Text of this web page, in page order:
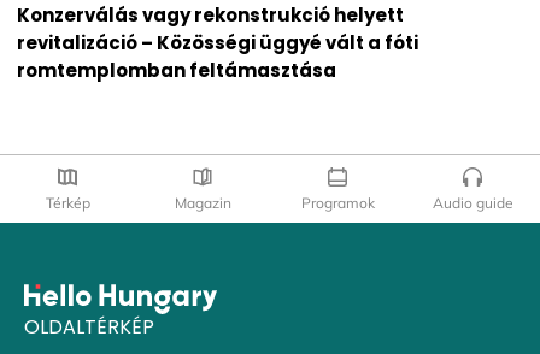
Konzerválás vagy rekonstrukció helyett
revitalizáció – Közösségi üggyé vált a fóti
romtemplomban feltámasztása
Térkép Magazin Programok Audio guide
OLDALTÉRKÉP